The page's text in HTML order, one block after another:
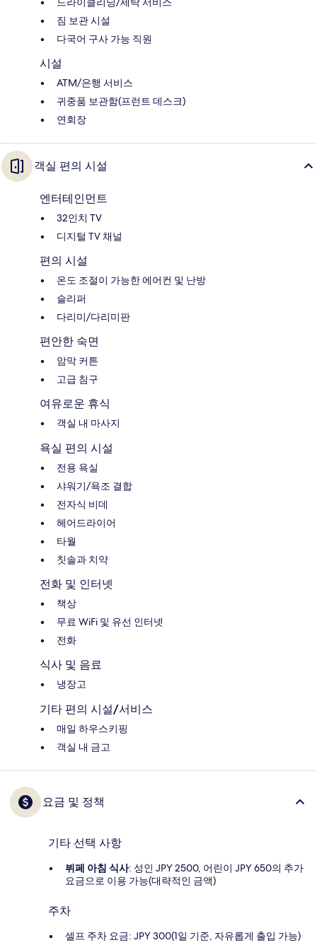
짐 보관 시설
다국어 구사 가능 직원
시설
ATM/은행 서비스
귀중품 보관함(프런트 데스크)
연회장
객실 편의 시설
엔터테인먼트
32인치 TV
디지털 TV 채널
편의 시설
온도 조절이 가능한 에어컨 및 난방
슬리퍼
다리미/다리미판
편안한 숙면
암막 커튼
고급 침구
여유로운 휴식
객실 내 마사지
욕실 편의 시설
전용 욕실
샤워기/욕조 결합
전자식 비데
헤어드라이어
타월
칫솔과 치약
전화 및 인터넷
책상
무료 WiFi 및 유선 인터넷
전화
식사 및 음료
냉장고
기타 편의 시설/서비스
매일 하우스키핑
객실 내 금고
요금 및 정책
기타 선택 사항
뷔페 아침 식사: 성인 JPY 2500, 어린이 JPY 650의 추가
요금으로 이용 가능(대략적인 금액)
주차
셀프 주차 요금: JPY 300(1일 기준, 자유롭게 출입 가능)